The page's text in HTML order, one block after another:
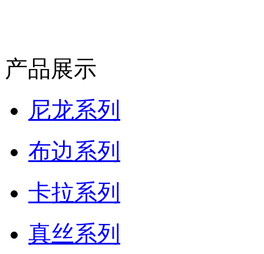
产品展示
尼龙系列
布边系列
卡拉系列
真丝系列